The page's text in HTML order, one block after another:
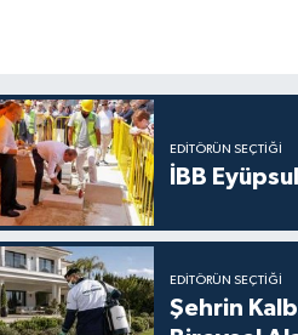
EDITÖRÜN SEÇTIĞI
İBB
EDITÖRÜN SEÇTIĞI
Şehrin